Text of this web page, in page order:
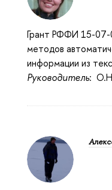
Грант РФФИ 15-07-
методов
информации из
Руководитель: